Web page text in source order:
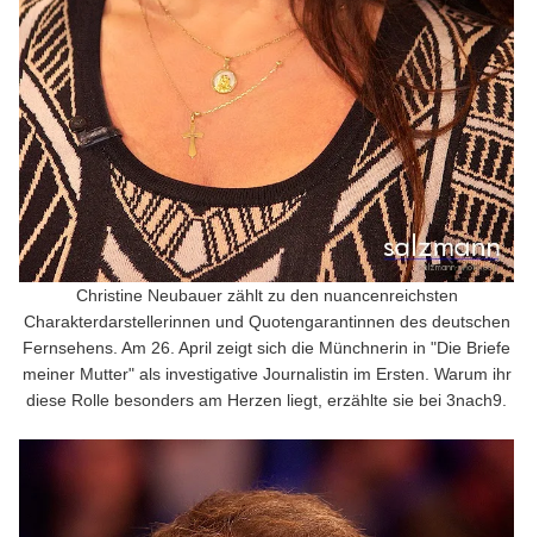
Christine Neubauer zählt zu den nuancenreichsten
Charakterdarstellerinnen und Quotengarantinnen des deutschen
Fernsehens. Am 26. April zeigt sich die Münchnerin in "Die Briefe
meiner Mutter" als investigative Journalistin im Ersten. Warum ihr
diese Rolle besonders am Herzen liegt, erzählte sie bei 3nach9.